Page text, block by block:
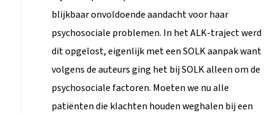
blijkbaar onvoldoende aandacht voor haar
psychosociale problemen. In het ALK-traject werd
dit opgelost, eigenlijk met een SOLK aanpak want
volgens de auteurs ging het bij SOLK alleen om de
psychosociale factoren. Moeten we nu alle
patiënten die klachten houden weghalen bij een